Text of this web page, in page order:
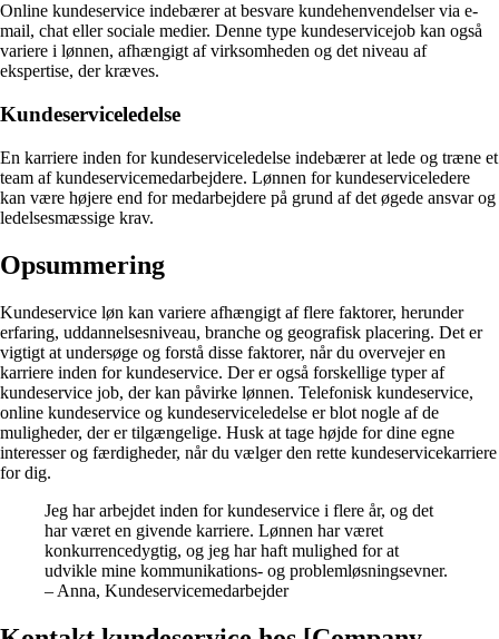
Online kundeservice indebærer at besvare kundehenvendelser via e-
mail, chat eller sociale medier. Denne type kundeservicejob kan også
variere i lønnen, afhængigt af virksomheden og det niveau af
ekspertise, der kræves.
Kundeserviceledelse
En karriere inden for kundeserviceledelse indebærer at lede og træne et
team af kundeservicemedarbejdere. Lønnen for kundeserviceledere
kan være højere end for medarbejdere på grund af det øgede ansvar og
ledelsesmæssige krav.
Opsummering
Kundeservice løn kan variere afhængigt af flere faktorer, herunder
erfaring, uddannelsesniveau, branche og geografisk placering. Det er
vigtigt at undersøge og forstå disse faktorer, når du overvejer en
karriere inden for kundeservice. Der er også forskellige typer af
kundeservice job, der kan påvirke lønnen. Telefonisk kundeservice,
online kundeservice og kundeserviceledelse er blot nogle af de
muligheder, der er tilgængelige. Husk at tage højde for dine egne
interesser og færdigheder, når du vælger den rette kundeservicekarriere
for dig.
Jeg har arbejdet inden for kundeservice i flere år, og det
har været en givende karriere. Lønnen har været
konkurrencedygtig, og jeg har haft mulighed for at
udvikle mine kommunikations- og problemløsningsevner.
– Anna, Kundeservicemedarbejder